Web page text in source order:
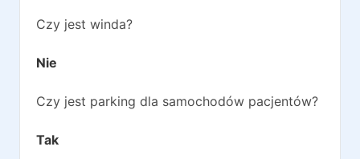
Czy jest winda?
Nie
Czy jest parking dla samochodów pacjentów?
Tak